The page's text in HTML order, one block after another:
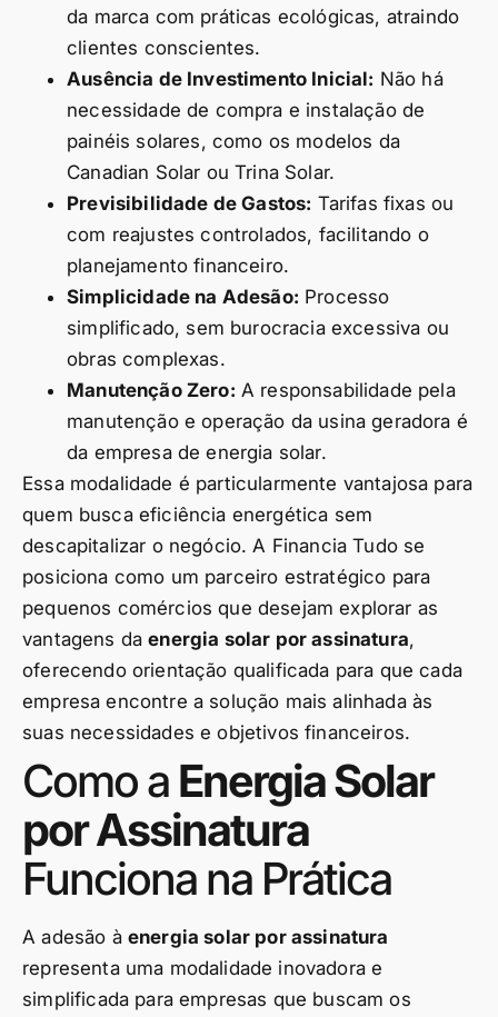
da marca com práticas ecológicas, atraindo
clientes conscientes.
Ausência de Investimento Inicial: Não há
necessidade de compra e instalação de
painéis solares, como os modelos da
Canadian Solar ou Trina Solar.
Previsibilidade de Gastos: Tarifas fixas ou
com reajustes controlados, facilitando o
planejamento financeiro.
Simplicidade na Adesão: Processo
simplificado, sem burocracia excessiva ou
obras complexas.
Manutenção Zero: A responsabilidade pela
manutenção e operação da usina geradora é
da empresa de energia solar.
Essa modalidade é particularmente vantajosa para
quem busca eficiência energética sem
descapitalizar o negócio. A Financia Tudo se
posiciona como um parceiro estratégico para
pequenos comércios que desejam explorar as
vantagens daenergia solar por assinatura,
oferecendo orientação qualificada para que cada
empresa encontre a solução mais alinhada às
suas necessidades e objetivos financeiros.
Como a Energia Solar
por Assinatura
Funciona na Prática
A adesão à energia solar por assinatura
representa uma modalidade inovadora e
simplificada para empresas que buscam os